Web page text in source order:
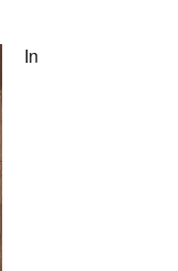
In